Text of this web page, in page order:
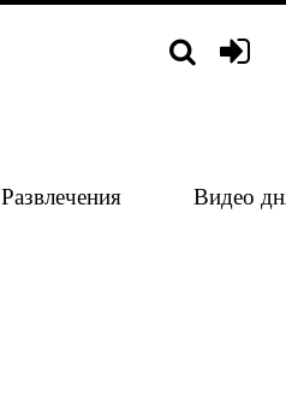
Развлечения Видео